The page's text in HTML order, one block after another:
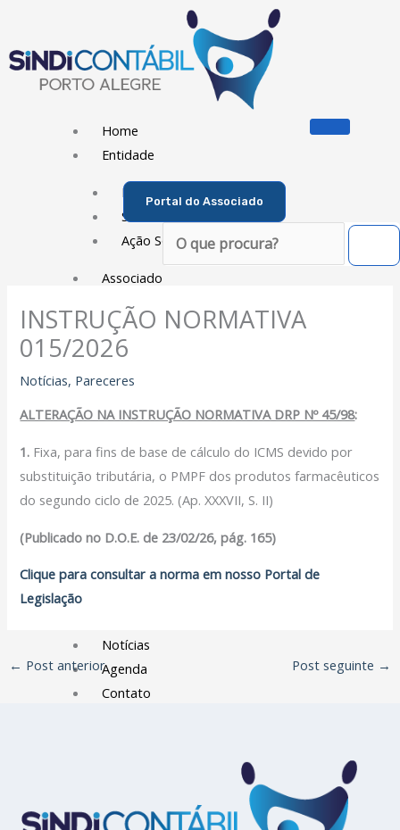
conteúdo
Home
Entidade
Diretoria
Sede Social
Ação Social
Associado
Porque ser um Associado
Contribuições
Dissídios e Convenções de Trabalho
Filiação Sindical
Serviços
Assessoria Juridica
Convênios
Cursos
Notícias
Agenda
Contato
Portal do Associado
Pesquisar
INSTRUÇÃO NORMATIVA
015/2026
Notícias, Pareceres
ALTERAÇÃO NA INSTRUÇÃO NORMATIVA DRP Nº 45/98:
1. Fixa, para fins de base de cálculo do ICMS devido por
substituição tributária, o PMPF dos produtos farmacêuticos
do segundo ciclo de 2025. (Ap. XXXVII, S. II)
(Publicado no D.O.E. de 23/02/26, pág. 165)
Clique para consultar a norma em nosso Portal de
Legislação
← Post anterior Post seguinte →